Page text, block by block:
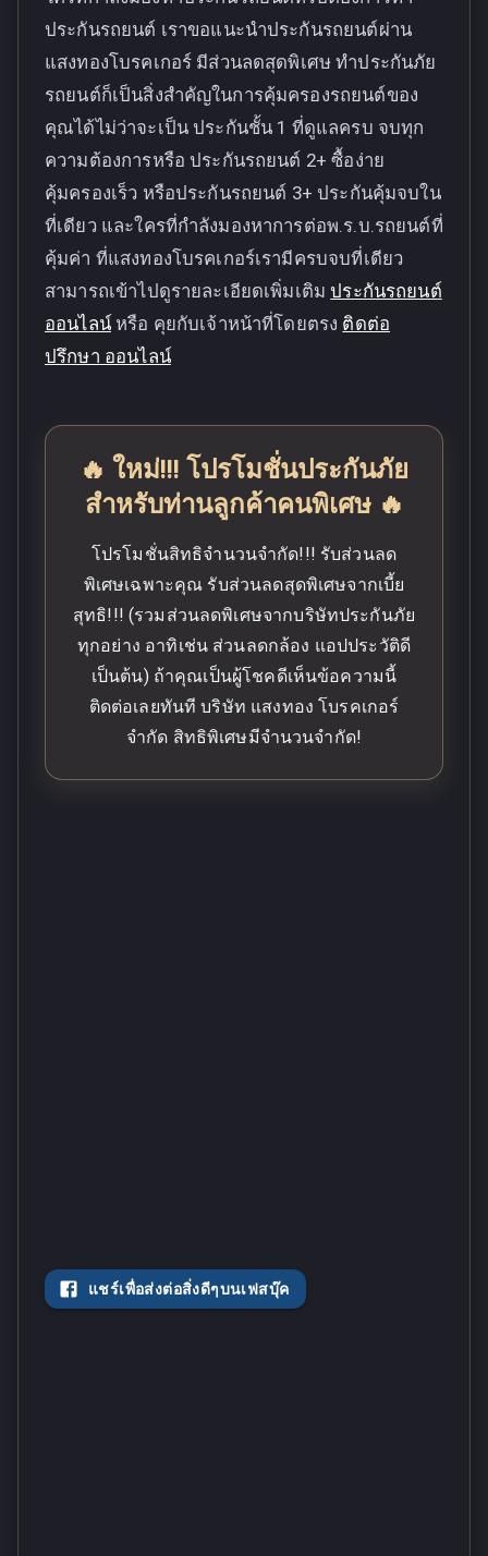
ประกันรถยนต์ เราขอแนะนำประกันรถยนต์ผ่าน
แสงทองโบรคเกอร์ มีส่วนลดสุดพิเศษ ทำประกันภัย
รถยนต์ก็เป็นสิ่งสำคัญในการคุ้มครองรถยนต์ของ
คุณได้ไม่ว่าจะเป็น ประกันชั้น 1 ที่ดูแลครบ จบทุก
ความต้องการหรือ ประกันรถยนต์ 2+ ซื้อง่าย
คุ้มครองเร็ว หรือประกันรถยนต์ 3+ ประกันคุ้มจบใน
ที่เดียว และใครที่กำลังมองหาการต่อพ.ร.บ.รถยนต์ที่
คุ้มค่า ที่แสงทองโบรคเกอร์เรามีครบจบที่เดียว
สามารถเข้าไปดูรายละเอียดเพิ่มเติมประกันรถยนต์
ออนไลน์หรือ คุยกับเจ้าหน้าที่โดยตรง ติดต่อ
ปรึกษา ออนไลน์
🔥 ใหม่!!! โปรโมชั่นประกันภัย
สำหรับท่านลูกค้าคนพิเศษ 🔥
โปรโมชั่นสิทธิจำนวนจำกัด!!! รับส่วนลด
พิเศษเฉพาะคุณ รับส่วนลดสุดพิเศษจากเบี้ย
สุทธิ!!! (รวมส่วนลดพิเศษจากบริษัทประกันภัย
ทุกอย่าง อาทิเช่น ส่วนลดกล้อง แอปประวัติดี
เป็นต้น) ถ้าคุณเป็นผู้โชคดีเห็นข้อความนี้
ติดต่อเลยทันที บริษัท แสงทอง โบรคเกอร์
จำกัด สิทธิพิเศษมีจำนวนจำกัด!
แชร์เพื่อส่งต่อสิ่งดีๆบนเฟสบุ๊ค